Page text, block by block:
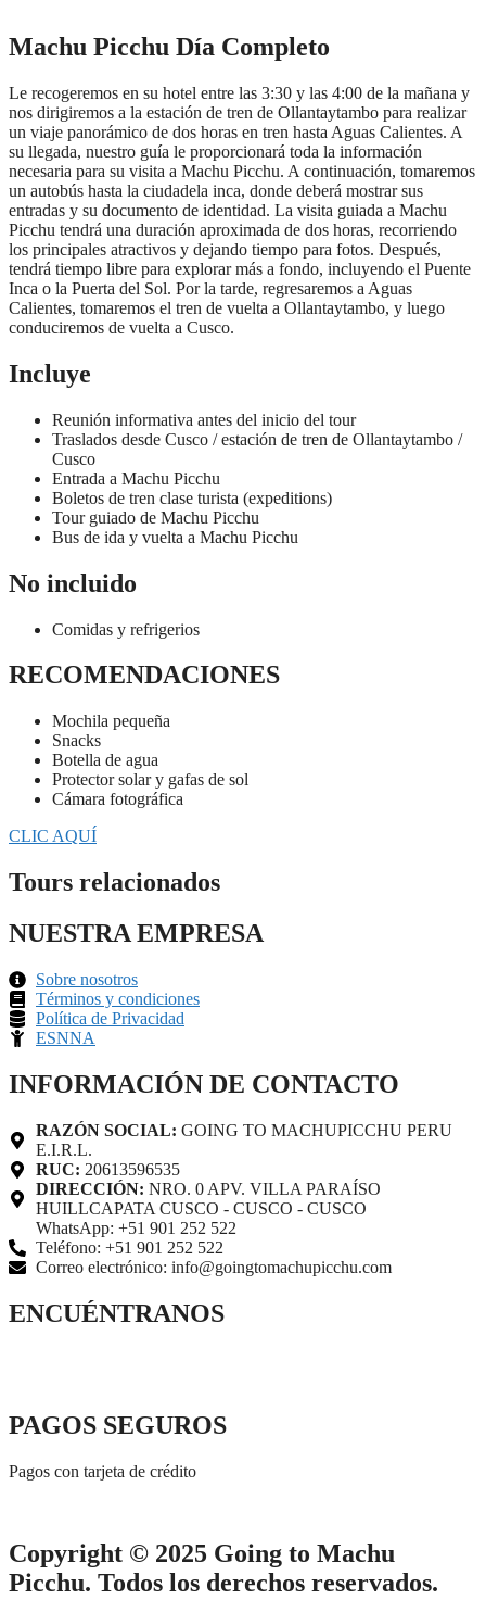
Machu Picchu Día Completo
Le recogeremos en su hotel entre las 3:30 y las 4:00 de la mañana y
nos dirigiremos a la estación de tren de Ollantaytambo para realizar
un viaje panorámico de dos horas en tren hasta Aguas Calientes. A
su llegada, nuestro guía le proporcionará toda la información
necesaria para su visita a Machu Picchu. A continuación, tomaremos
un autobús hasta la ciudadela inca, donde deberá mostrar sus
entradas y su documento de identidad. La visita guiada a Machu
Picchu tendrá una duración aproximada de dos horas, recorriendo
los principales atractivos y dejando tiempo para fotos. Después,
tendrá tiempo libre para explorar más a fondo, incluyendo el Puente
Inca o la Puerta del Sol. Por la tarde, regresaremos a Aguas
Calientes, tomaremos el tren de vuelta a Ollantaytambo, y luego
conduciremos de vuelta a Cusco.
Incluye
Reunión informativa antes del inicio del tour
Traslados desde Cusco / estación de tren de Ollantaytambo /
Cusco
Entrada a Machu Picchu
Boletos de tren clase turista (expeditions)
Tour guiado de Machu Picchu
Bus de ida y vuelta a Machu Picchu
No incluido
Comidas y refrigerios
RECOMENDACIONES
Mochila pequeña
Snacks
Botella de agua
Protector solar y gafas de sol
Cámara fotográfica
CLIC AQUÍ
Tours relacionados
NUESTRA EMPRESA
Sobre nosotros
Términos y condiciones
Política de Privacidad
ESNNA
INFORMACIÓN DE CONTACTO
RAZÓN SOCIAL: GOING TO MACHUPICCHU PERU
E.I.R.L.
RUC: 20613596535
DIRECCIÓN: NRO. 0 APV. VILLA PARAÍSO
HUILLCAPATA CUSCO - CUSCO - CUSCO
WhatsApp: +51 901 252 522
Teléfono: +51 901 252 522
Correo electrónico: info@goingtomachupicchu.com
ENCUÉNTRANOS
PAGOS SEGUROS
Pagos con tarjeta de crédito
Copyright © 2025 Going to Machu
Picchu. Todos los derechos reservados.